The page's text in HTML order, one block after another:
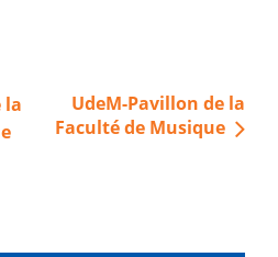
la
UdeM-Pavillon de la
Faculté de Musique